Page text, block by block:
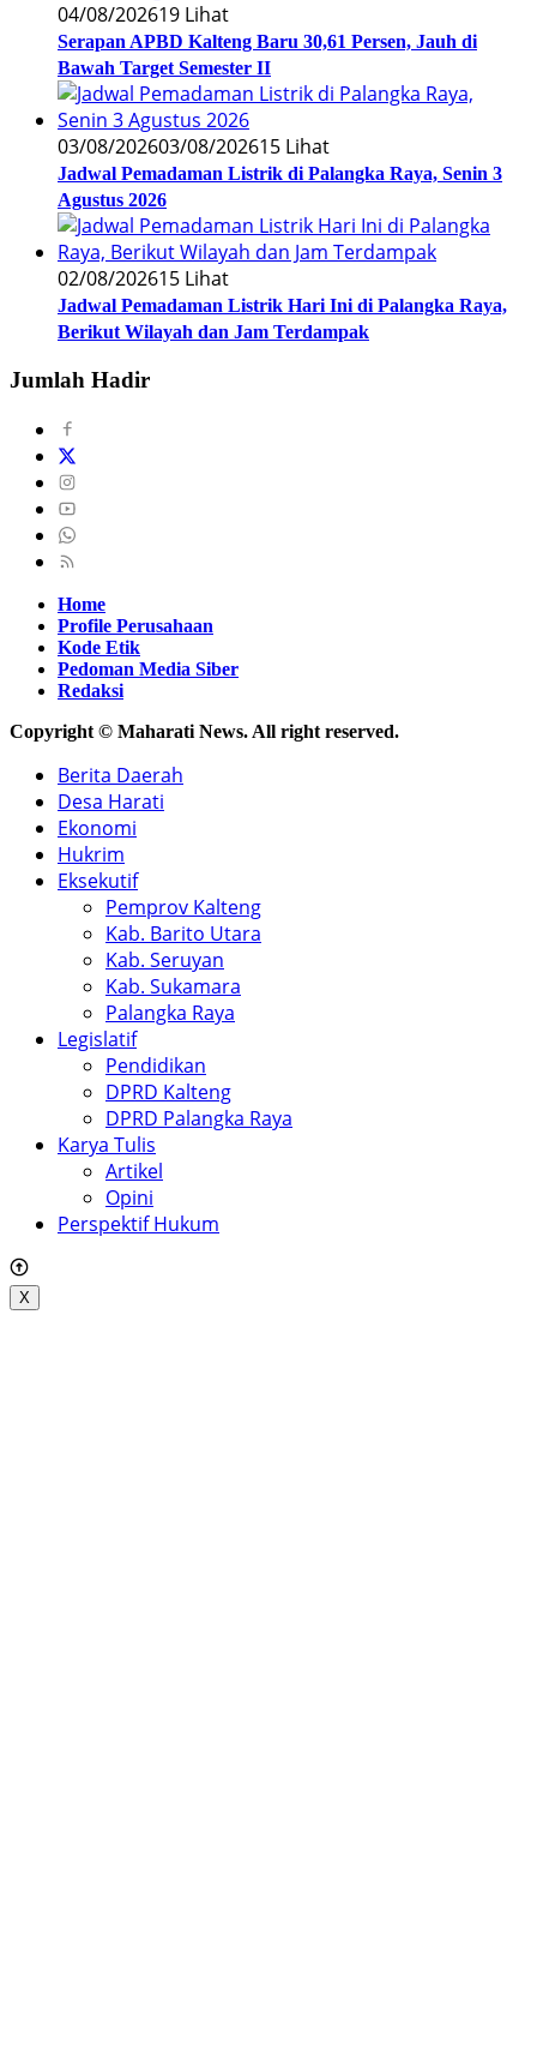
04/08/202619 Lihat
Serapan APBD Kalteng Baru 30,61 Persen, Jauh di
Bawah Target Semester II
03/08/202603/08/202615 Lihat
Jadwal Pemadaman Listrik di Palangka Raya, Senin 3
Agustus 2026
02/08/202615 Lihat
Jadwal Pemadaman Listrik Hari Ini di Palangka Raya,
Berikut Wilayah dan Jam Terdampak
Jumlah Hadir
Home
Profile Perusahaan
Kode Etik
Pedoman Media Siber
Redaksi
Copyright © Maharati News. All right reserved.
Berita Daerah
Desa Harati
Ekonomi
Hukrim
Eksekutif
Pemprov Kalteng
Kab. Barito Utara
Kab. Seruyan
Kab. Sukamara
Palangka Raya
Legislatif
Pendidikan
DPRD Kalteng
DPRD Palangka Raya
Karya Tulis
Artikel
Opini
Perspektif Hukum
X